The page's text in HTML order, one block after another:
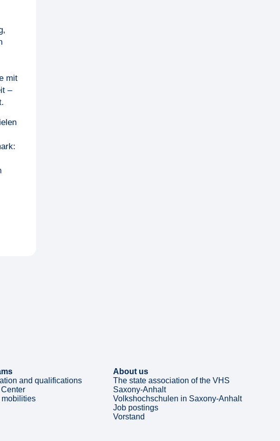
mit
–
and qualifications
About us
The state association of the VHS
Saxony-Anhalt
Volkshochschulen in Saxony-Anhalt
Job postings
Vorstand